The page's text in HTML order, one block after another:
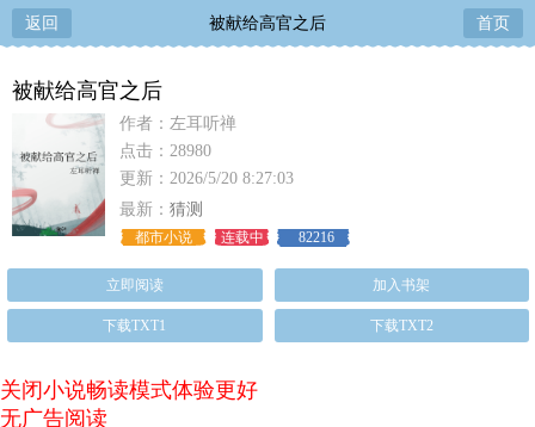
返回 被献给高官之后 首页
被献给高官之后
作者：左耳听禅
点击：28980
更新：2026/5/20 8:27:03
最新： 猜测
都市小说 连载中 82216
立即阅读 加入书架
下载TXT1 下载TXT2
关闭小说畅读模式体验更好
无广告阅读